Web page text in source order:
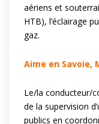
aériens et
HTB), l’éclairage
gaz.
Aime en Savoie,
Le/la conducteur/
de la supervision
publics en